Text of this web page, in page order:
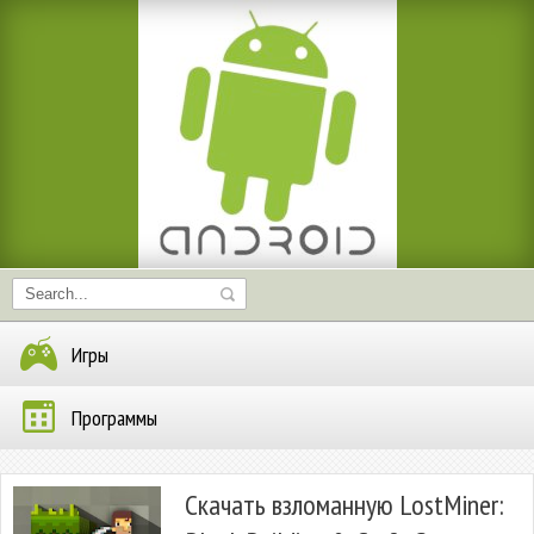
Игры
Программы
Скачать взломанную LostMiner: